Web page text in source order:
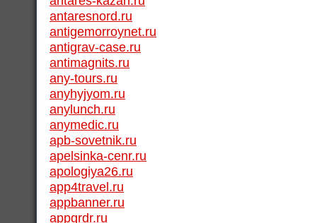
antaresnord.ru
antigemorroynet.ru
antigrav-case.ru
antimagnits.ru
any-tours.ru
anyhyjyom.ru
anylunch.ru
anymedic.ru
apb-sovetnik.ru
apelsinka-cenr.ru
apologiya26.ru
app4travel.ru
appbanner.ru
appgrdr.ru